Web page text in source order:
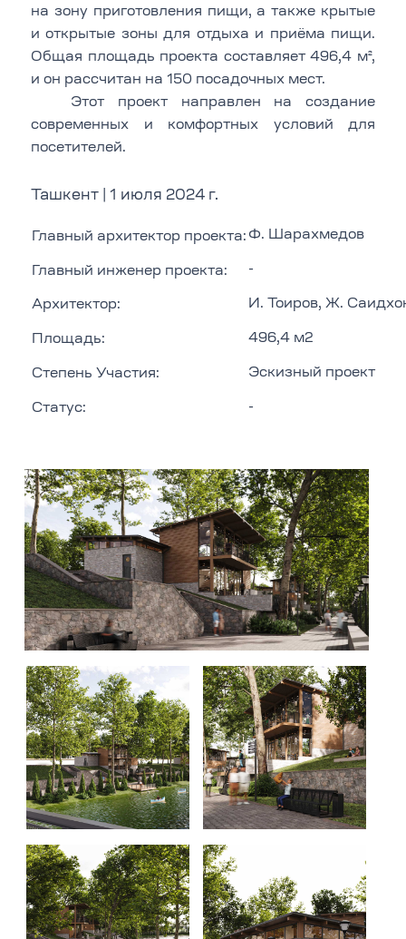
на зону приготовления пищи, а также крытые
и открытые зоны для отдыха и приёма пищи.
Общая площадь проекта составляет 496,4 м²,
и он рассчитан на 150 посадочных мест.
Этот проект направлен на создание
современных и комфортных условий для
посетителей.
Ташкент | 1 июля 2024 г.
Главный архитектор проекта: Ф. Шарахмедов
Главный инженер проекта: -
Архитектор: И. Тоиров, Ж.
Площадь: 496,4 м2
Степень Участия: Эскизный проект
Статус: -